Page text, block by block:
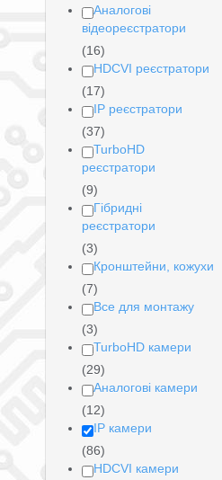
Аналогові
відеореєстратори
(16)
HDCVI реєстратори
(17)
IP реєстратори
(37)
TurboHD
реєстратори
(9)
Гібридні
реєстратори
(3)
Кронштейни, кожухи
(7)
Все для монтажу
(3)
TurboHD камери
(29)
Аналогові камери
(12)
IP камери
(86)
HDCVI камери